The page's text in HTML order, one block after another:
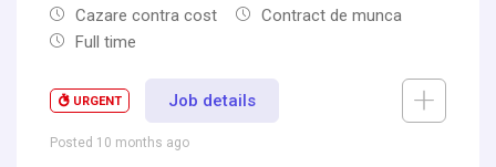
Cazare contra cost
Contract de munca
Full time
URGENT Job details
Posted 10 months ago